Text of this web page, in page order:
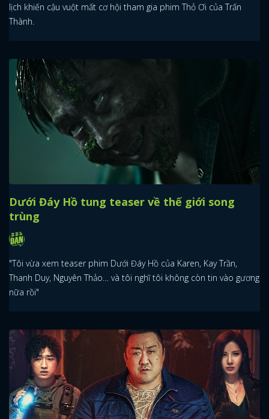
lịch khiến cậu vuột mất cơ hội tham gia phim Thỏ Ơi của Trấn
Thành.
Dưới Đáy Hồ tung teaser về thế giới song
trùng
"Tôi vừa xem teaser phim Dưới Đáy Hồ của Karen, Kay Trần,
Thanh Duy, Nguyên Thảo… và tôi nghĩ tôi không còn tin vào gương
nữa rồi"